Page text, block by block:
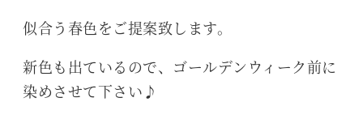
似合う春色をご提案致します。
新色も出ているので、ゴールデンウィーク前に
染めさせて下さい♪